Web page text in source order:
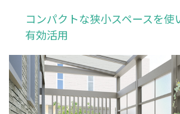
コンパクトな狭小スペースを使
有効活用